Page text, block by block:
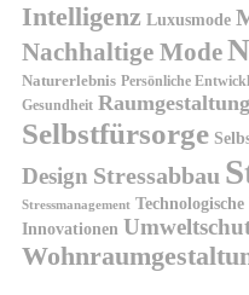
Intelligenz Luxusmode
Nachhaltige Mode
Naturerlebnis Persönliche
Gesundheit Raumgestaltung
Selbstfürsorge
Design Stressabbau
Stressmanagement
Innovationen